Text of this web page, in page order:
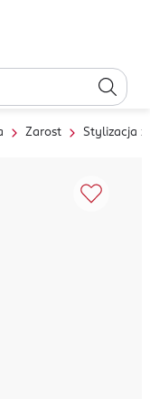
Zarost Stylizacja